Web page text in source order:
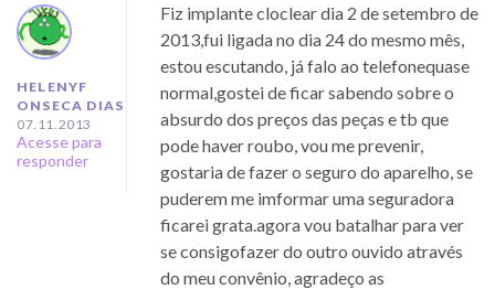
HELENYF
ONSECA DIAS
07.11.2013
Acesse para
responder
Fiz implante cloclear dia 2 de setembro de
2013,fui ligada no dia 24 do mesmo mês,
estou escutando, já falo ao telefonequase
normal,gostei de ficar sabendo sobre o
absurdo dos preços das peças e tb que
pode haver roubo, vou me prevenir,
gostaria de fazer o seguro do aparelho, se
puderem me imformar uma seguradora
ficarei grata.agora vou batalhar para ver
se consigofazer do outro ouvido através
do meu convênio, agradeço as